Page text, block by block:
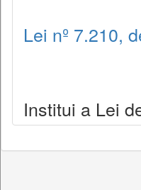
Lei nº 7.210,
Institui a Lei